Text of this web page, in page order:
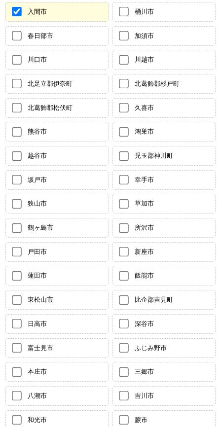
入間市 桶川市
春日部市 加須市
川口市 川越市
北足立郡伊奈町 北葛飾郡杉戸町
北葛飾郡松伏町 久喜市
熊谷市 鴻巣市
越谷市 児玉郡神川町
坂戸市 幸手市
狭山市 草加市
鶴ヶ島市 所沢市
戸田市 新座市
蓮田市 飯能市
東松山市 比企郡吉見町
日高市 深谷市
富士見市 ふじみ野市
本庄市 三郷市
八潮市 吉川市
和光市 蕨市